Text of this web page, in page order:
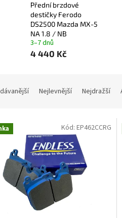
Přední brzdové
destičky Ferodo
DS2500 Mazda MX-5
NA 1.8 / NB
3–7 dnů
4 440 Kč
Nejlevnější Nejdražší
Kód: EP462CCRG